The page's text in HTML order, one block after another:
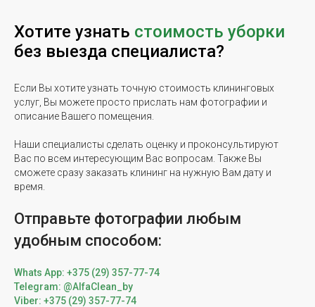
Хотите узнать стоимость уборки
без выезда специалиста?
Если Вы хотите узнать точную стоимость клининговых
услуг, Вы можете просто прислать нам фотографии и
описание Вашего помещения.
Наши специалисты сделать оценку и проконсультируют
Вас по всем интересующим Вас вопросам. Также Вы
сможете сразу заказать клининг на нужную Вам дату и
время.
Отправьте фотографии любым
удобным способом:
Whats App: +375 (29) 357-77-74
Telegram: @AlfaClean_by
Viber: +375 (29) 357-77-74